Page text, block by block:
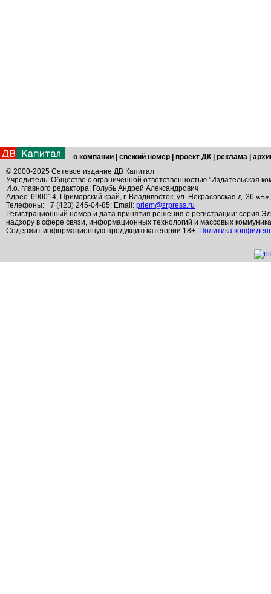
о компании свежий номер проект ДК реклама
© 2000-2025 Сетевое издание ДВ Капитал
Учредитель: Общество с ограниченной ответственностью "Издательская
И.о. главного редактора: Голубь Андрей Александрович
Адрес: 690014, Приморский край, г. Владивосток, ул. Некрасовская д. 36
Телефоны: +7 (423) 245-04-85; Email: priem@zrpress.ru
Регистрационный номер и дата принятия решения о регистрации: серия
надзору в сфере связи, информационных технологий и массовых
Содержит информационную продукцию категории 18+. Политика